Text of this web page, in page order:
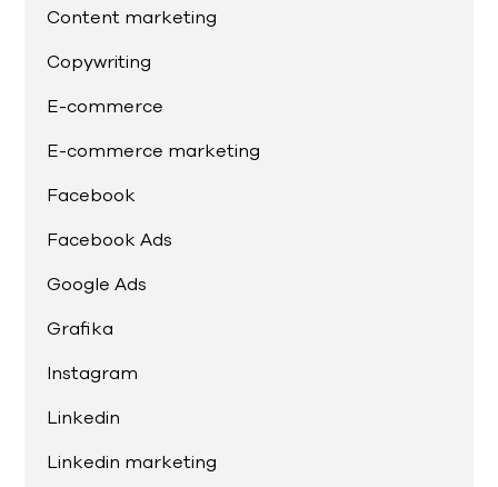
Content marketing
Copywriting
E-commerce
E-commerce marketing
Facebook
Facebook Ads
Google Ads
Grafika
Instagram
Linkedin
Linkedin marketing